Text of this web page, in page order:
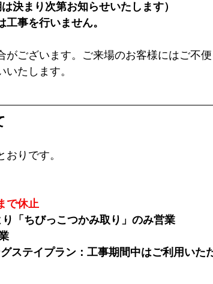
決まり次第お知らせいたします）
事を行いません。
がございます。ご来場のお客様にはご不
たします。
りです。
で休止
「ちびっこつかみ取り」のみ営業
ステイプラン：工事期間中はご利用いた